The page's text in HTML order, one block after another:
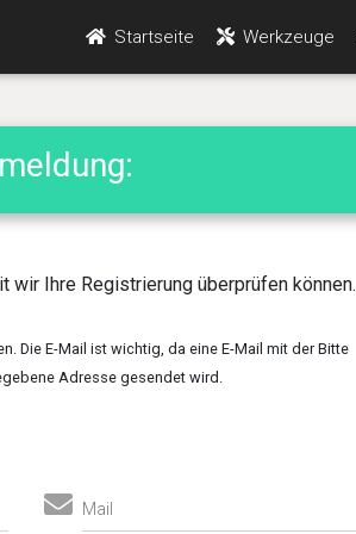
Startseite Werkzeuge
Ihre Registrierung überprüfen können.
Die E-Mail ist wichtig, da eine E-Mail mit der Bitte
Adresse gesendet wird.
Mail